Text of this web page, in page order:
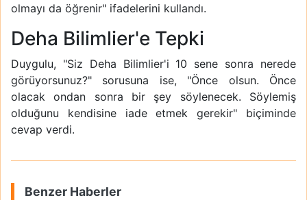
olmayı da öğrenir" ifadelerini kullandı.
Deha Bilimlier'e Tepki
Duygulu, "Siz Deha Bilimlier'i 10 sene sonra nerede
görüyorsunuz?" sorusuna ise, "Önce olsun. Önce
olacak ondan sonra bir şey söylenecek. Söylemiş
olduğunu kendisine iade etmek gerekir" biçiminde
cevap verdi.
Benzer Haberler